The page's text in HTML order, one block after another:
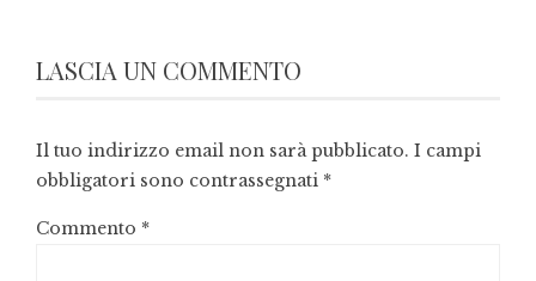
LASCIA UN COMMENTO
Il tuo indirizzo email non sarà pubblicato. I campi
obbligatori sono contrassegnati *
Commento *